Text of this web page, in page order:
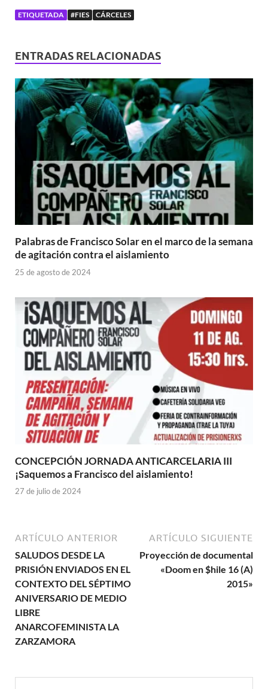
ETIQUETADA #FIES CÁRCELES
ENTRADAS RELACIONADAS
Palabras de Francisco Solar en el marco de la semana
de agitación contra el aislamiento
25 de agosto de 2024
CONCEPCIÓN JORNADA ANTICARCELARIA III
¡Saquemos a Francisco del aislamiento!
27 de julio de 2024
ARTÍCULO ANTERIOR
SALUDOS DESDE LA
PRISIÓN ENVIADOS EN EL
CONTEXTO DEL SÉPTIMO
ANIVERSARIO DE MEDIO
LIBRE
ANARCOFEMINISTA LA
ZARZAMORA
ARTÍCULO SIGUIENTE
Proyección de documental
«Doom en $hile 16 (A)
2015»